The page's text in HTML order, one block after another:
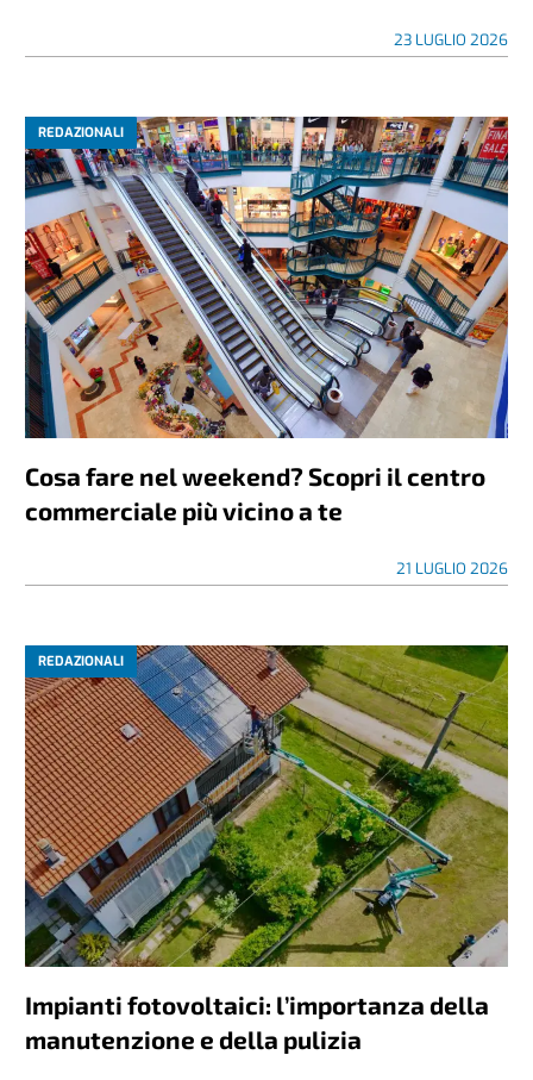
23 LUGLIO 2026
REDAZIONALI
Cosa fare nel weekend? Scopri il centro
commerciale più vicino a te
21 LUGLIO 2026
REDAZIONALI
Impianti fotovoltaici: l’importanza della
manutenzione e della pulizia